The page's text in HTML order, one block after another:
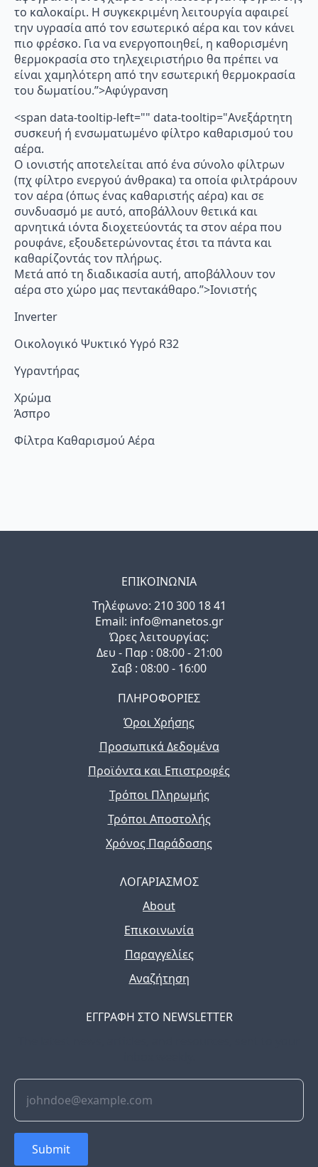
το καλοκαίρι. Η συγκεκριμένη λειτουργία αφαιρεί
την υγρασία από τον εσωτερικό αέρα και τον κάνει
πιο φρέσκο. Για να ενεργοποιηθεί, η καθορισμένη
θερμοκρασία στο τηλεχειριστήριο θα πρέπει να
είναι χαμηλότερη από την εσωτερική θερμοκρασία
του δωματίου.”>Αφύγρανση
<span data-tooltip-left="" data-tooltip="Ανεξάρτητη
συσκευή ή ενσωματωμένο φίλτρο καθαρισμού του
αέρα.
Ο ιονιστής αποτελείται από ένα σύνολο φίλτρων
(πχ φίλτρο ενεργού άνθρακα) τα οποία φιλτράρουν
τον αέρα (όπως ένας καθαριστής αέρα) και σε
συνδυασμό με αυτό, αποβάλλουν θετικά και
αρνητικά ιόντα διοχετεύοντάς τα στον αέρα που
ρουφάνε, εξουδετερώνοντας έτσι τα πάντα και
καθαρίζοντάς τον πλήρως.
Μετά από τη διαδικασία αυτή, αποβάλλουν τον
αέρα στο χώρο μας πεντακάθαρο.”>Ιονιστής
Inverter
Οικολογικό Ψυκτικό Υγρό R32
Υγραντήρας
Χρώμα
Άσπρο
Φίλτρα Καθαρισμού Αέρα
ΕΠΙΚΟΙΝΩΝΙΑ
Τηλέφωνo: 210 300 18 41
Email: info@manetos.gr
Ώρες λειτουργίας:
Δευ - Παρ : 08:00 - 21:00
Σαβ : 08:00 - 16:00
ΠΛΗΡΟΦΟΡΙΕΣ
Όροι Χρήσης
Προσωπικά Δεδομένα
Προϊόντα και Επιστροφές
Τρόποι Πληρωμής
Τρόποι Αποστολής
Χρόνος Παράδοσης
ΛΟΓΑΡΙΑΣΜΟΣ
About
Επικοινωνία
Παραγγελίες
Αναζήτηση
ΕΓΓΡΑΦΗ ΣΤΟ NEWSLETTER
Submit